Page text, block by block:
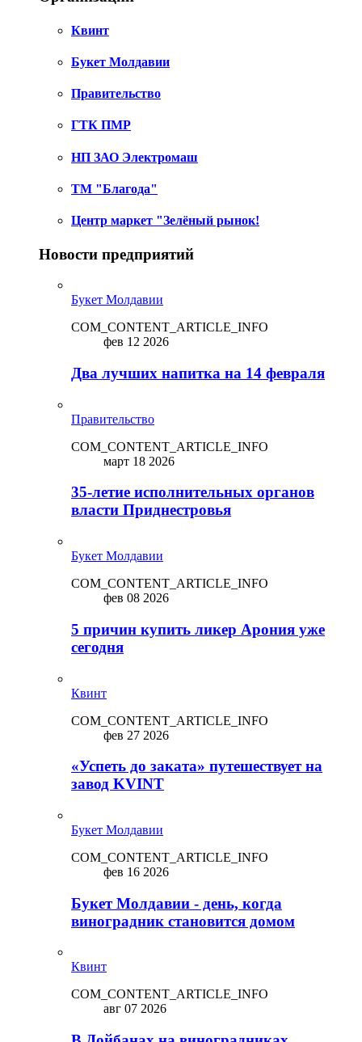
Квинт
Букет Молдавии
Правительство
ГТК ПМР
НП ЗАО Электромаш
ТМ "Благода"
Центр маркет "Зелёный рынок!
Новости предприятий
Букет Молдавии
COM_CONTENT_ARTICLE_INFO
фев 12 2026
Два лучших напитка на 14 февраля
Правительство
COM_CONTENT_ARTICLE_INFO
март 18 2026
35-летие исполнительных органов
власти Приднестровья
Букет Молдавии
COM_CONTENT_ARTICLE_INFO
фев 08 2026
5 причин купить ликep Арония уже
сегодня
Квинт
COM_CONTENT_ARTICLE_INFO
фев 27 2026
«Успеть до заката» путешествует на
завод KVINT
Букет Молдавии
COM_CONTENT_ARTICLE_INFO
фев 16 2026
Букет Молдавии - день, когда
виноградник становится домом
Квинт
COM_CONTENT_ARTICLE_INFO
авг 07 2026